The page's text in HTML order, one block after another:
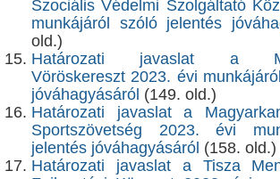
Szociális Védelmi Szolgáltató
munkájáról szóló jelentés
old.)
Határozati javaslat a
Vöröskereszt 2023. évi
jóváhagyásáról (149. old.)
Határozati javaslat a
Sportszövetség 2023. évi
jelentés jóváhagyásáról (158. old.)
Határozati javaslat a Tisza